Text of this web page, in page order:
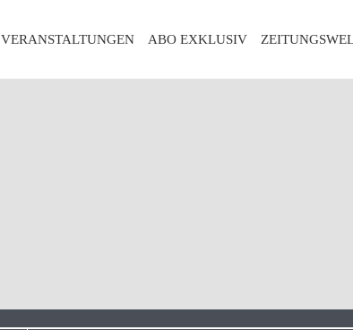
VERANSTALTUNGEN ABO EXKLUSIV